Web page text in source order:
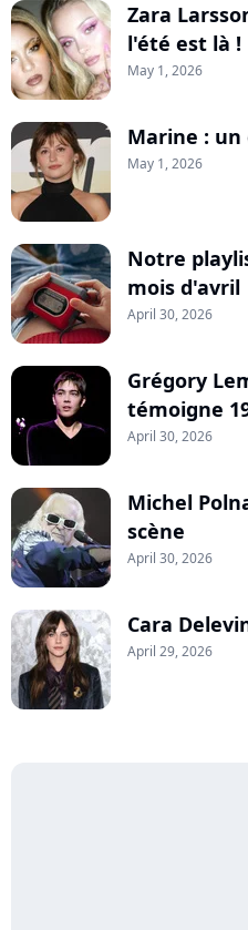
Zara
l'été est là !
May 1, 2026
Marine : un
May 1, 2026
Notre
mois d'avril
April 30, 2026
Grégory
témoigne
April 30, 2026
Michel
scène
April 30, 2026
Cara
April 29, 2026